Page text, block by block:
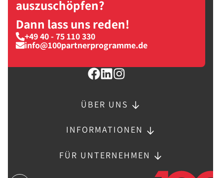
auszuschöpfen?
Dann lass uns reden!
+49 40 - 75 110 330
info@100partnerprogramme.de
ÜBER UNS
INFORMATIONEN
FÜR UNTERNEHMEN